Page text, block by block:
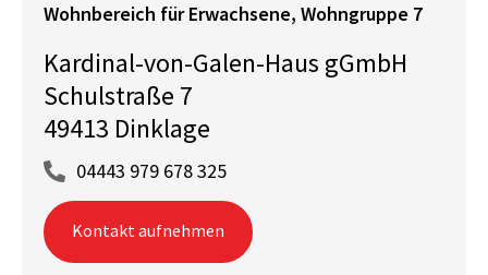
Wohnbereich für Erwachsene, Wohngruppe 7
Kardinal-von-Galen-Haus gGmbH
Schulstraße 7
49413 Dinklage
04443 979 678 325
Kontakt aufnehmen